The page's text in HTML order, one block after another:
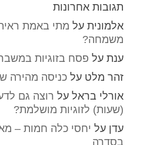
תגובות אחרונות
אלמוניתעל מתי באמת
משמחה?
ענתעל פסח בזוגיות
זהר מלט על כניסה מהירה
אורלי בראלעל
(שעות) לזוגיות מושלמת?
עדן על יחסי כלה חמות –
בסדרה